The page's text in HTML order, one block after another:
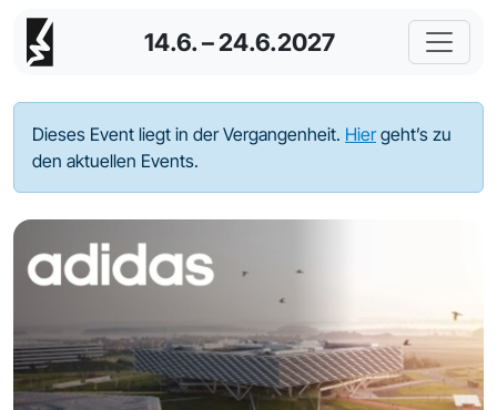
14.6. – 24.6.2027
Dieses Event liegt in der Vergangenheit. Hiergeht’s zu
den aktuellen Events.